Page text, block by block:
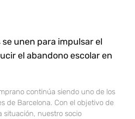
unen para impulsar el
el abandono escolar en
continúa siendo uno de los
de Barcelona. Con el objetivo de
situación, nuestro socio